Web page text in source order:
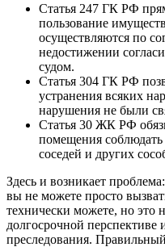
Статья 247 ГК РФ
пользование
осуществляются по
недостижении
судом.
Статья 304 ГК РФ
устранения всяких
нарушения не были
Статья 30 ЖК РФ
помещения
соседей и других
Здесь и возникает
вы не можете просто
технически можете, но это
долгосрочной перспективе
преследования.